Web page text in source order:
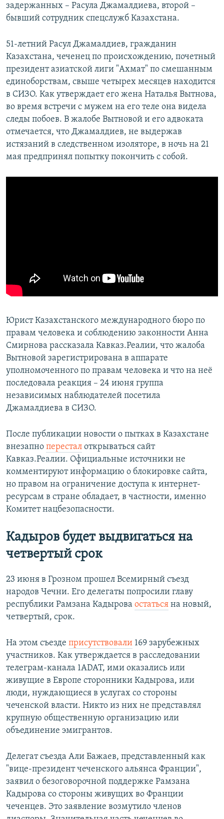
задержанных – Расула Джамалдиева, второй –
бывший сотрудник спецслужб Казахстана.
51-летний Расул Джамалдиев, гражданин
Казахстана, чеченец по происхождению, почетный
президент азиатской лиги "Ахмат" по смешанным
единоборствам, свыше четырех месяцев находится
в СИЗО. Как утверждает его жена Наталья Вытнова,
во время встречи с мужем на его теле она видела
следы побоев. В жалобе Вытновой и его адвоката
отмечается, что Джамалдиев, не выдержав
истязаний в следственном изоляторе, в ночь на 21
мая предпринял попытку покончить с собой.
Юрист Казахстанского международного бюро по
правам человека и соблюдению законности Анна
Смирнова рассказала Кавказ.Реалии, что жалоба
Вытновой зарегистрирована в аппарате
уполномоченного по правам человека и что на неё
последовала реакция – 24 июня группа
независимых наблюдателей посетила
Джамалдиева в СИЗО.
После публикации новости о пытках в Казахстане
внезапно перестал открываться сайт
Кавказ.Реалии. Официальные источники не
комментируют информацию о блокировке сайта,
но правом на ограничение доступа к интернет-
ресурсам в стране обладает, в частности, именно
Комитет нацбезопасности.
Кадыров будет выдвигаться на
четвертый срок
23 июня в Грозном прошел Всемирный съезд
народов Чечни. Его делегаты попросили главу
республики Рамзана Кадырова остаться на новый,
четвертый, срок.
На этом съезде присутствовали 169 зарубежных
участников. Как утверждается в расследовании
телеграм-канала 1ADAT, ими оказались или
живущие в Европе сторонники Кадырова, или
люди, нуждающиеся в услугах со стороны
чеченской власти. Никто из них не представлял
крупную общественную организацию или
объединение эмигрантов.
Делегат съезда Али Бажаев, представленный как
"вице-президент чеченского альянса Франции",
заявил о безоговорочной поддержке Рамзана
Кадырова со стороны живущих во Франции
чеченцев. Это заявление возмутило членов